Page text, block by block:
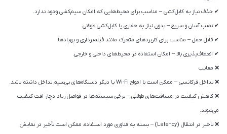
✔ حذف نیاز به کابل‌کشی – مناسب برای محیط‌هایی که امکان سیم‌کشی وجود ندارد.
✔ نصب آسان و سریع – بدون نیاز به حفاری یا کابل‌کشی طولانی.
✔ قابل حمل – مناسب برای کاربردهای متحرک مانند فیلم‌برداری و پهپادها.
✔ انعطاف‌پذیری بالا – امکان استفاده در محیط‌های داخلی و خارجی.
❌ معایب
❌ تداخل فرکانسی – ممکن است با امواج Wi-Fi یا دیگر دستگاه‌های بی‌سیم تداخل داشته باشد.
❌ کاهش کیفیت در مسافت‌های طولانی – برخی سیستم‌ها در فواصل زیاد دچار افت کیفیت
می‌شوند.
❌ تاخیر در انتقال (Latency) – بسته به فناوری مورد استفاده، ممکن است تأخیر در نمایش